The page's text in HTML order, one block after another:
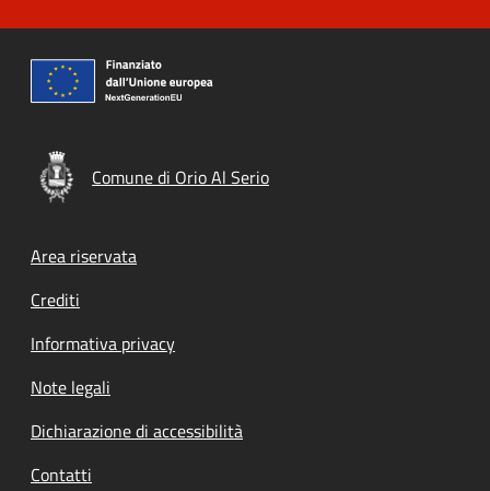
Comune di Orio Al Serio
Footer menu
Area riservata
Crediti
Informativa privacy
Note legali
Dichiarazione di accessibilità
Contatti